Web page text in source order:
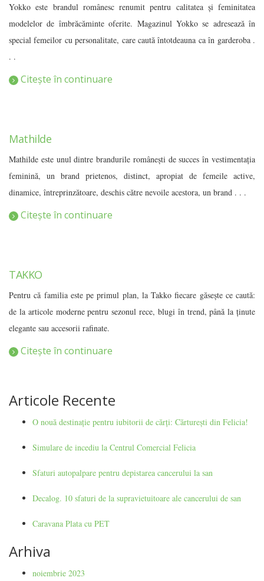
Yokko este brandul românesc renumit pentru calitatea și feminitatea
modelelor de îmbrăcăminte oferite. Magazinul Yokko se adresează în
special femeilor cu personalitate, care caută întotdeauna ca în garderoba .
. .
Citește în continuare
Mathilde
Mathilde este unul dintre brandurile românești de succes în vestimentația
feminină, un brand prietenos, distinct, apropiat de femeile active,
dinamice, întreprinzătoare, deschis către nevoile acestora, un brand . . .
Citește în continuare
TAKKO
Pentru că familia este pe primul plan, la Takko fiecare găseşte ce caută:
de la articole moderne pentru sezonul rece, blugi în trend, până la ţinute
elegante sau accesorii rafinate.
Citește în continuare
Articole Recente
O nouă destinație pentru iubitorii de cărți: Cărturești din Felicia!
Simulare de incediu la Centrul Comercial Felicia
Sfaturi autopalpare pentru depistarea cancerului la san
Decalog. 10 sfaturi de la supravietuitoare ale cancerului de san
Caravana Plata cu PET
Arhiva
noiembrie 2023